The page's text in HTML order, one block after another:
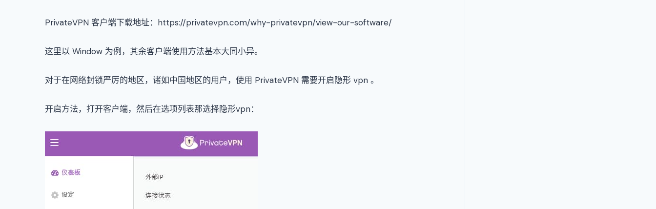
PrivateVPN 客户端下载地址：https://privatevpn.com/why-privatevpn/view-our-software/
这里以 Window 为例，其余客户端使用方法基本大同小异。
对于在网络封锁严厉的地区，诸如中国地区的用户，使用 PrivateVPN 需要开启隐形 vpn 。
开启方法，打开客户端，然后在选项列表那选择隐形vpn：